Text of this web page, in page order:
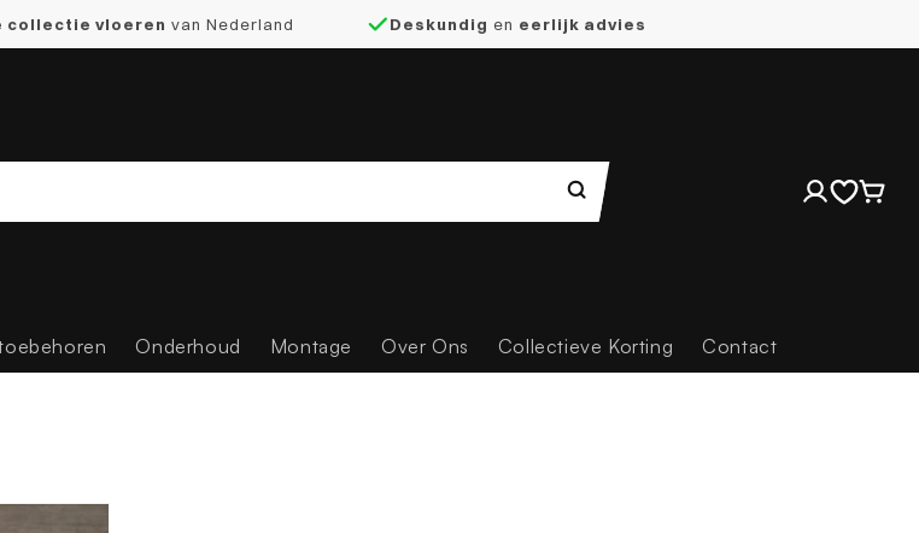
collectie vloeren van Nederland Deskundig en eerlijk advies
Onderhoud Montage Over Ons Collectieve Korting Contact
Inloggen